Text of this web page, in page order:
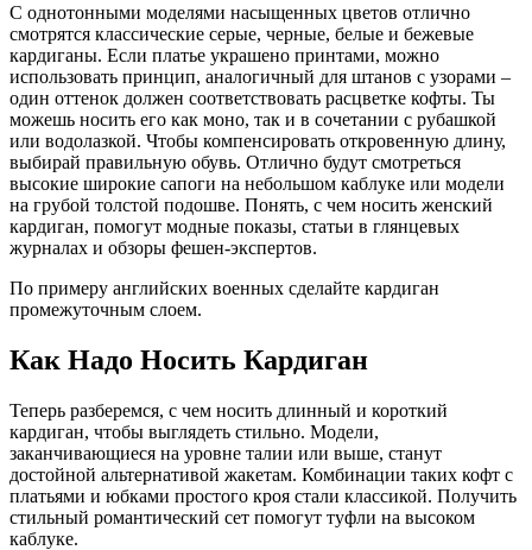
С однотонными моделями насыщенных цветов отлично
смотрятся классические серые, черные, белые и бежевые
кардиганы. Если платье украшено принтами, можно
использовать принцип, аналогичный для штанов с узорами –
один оттенок должен соответствовать расцветке кофты. Ты
можешь носить его как моно, так и в сочетании с рубашкой
или водолазкой. Чтобы компенсировать откровенную длину,
выбирай правильную обувь. Отлично будут смотреться
высокие широкие сапоги на небольшом каблуке или модели
на грубой толстой подошве. Понять, с чем носить женский
кардиган, помогут модные показы, статьи в глянцевых
журналах и обзоры фешен-экспертов.
По примеру английских военных сделайте кардиган
промежуточным слоем.
Как Надо Носить Кардиган
Теперь разберемся, с чем носить длинный и короткий
кардиган, чтобы выглядеть стильно. Модели,
заканчивающиеся на уровне талии или выше, станут
достойной альтернативой жакетам. Комбинации таких кофт с
платьями и юбками простого кроя стали классикой. Получить
стильный романтический сет помогут туфли на высоком
каблуке.